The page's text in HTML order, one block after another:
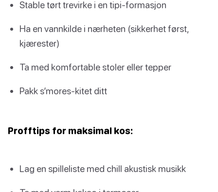
Stable tørt trevirke i en tipi-formasjon
Ha en vannkilde i nærheten (sikkerhet først,
kjærester)
Ta med komfortable stoler eller tepper
Pakk s’mores-kitet ditt
Profftips for maksimal kos:
Lag en spilleliste med chill akustisk musikk